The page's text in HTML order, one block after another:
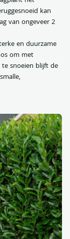
kan
van ongeveer 2
en duurzame
om met
te snoeien blijft de